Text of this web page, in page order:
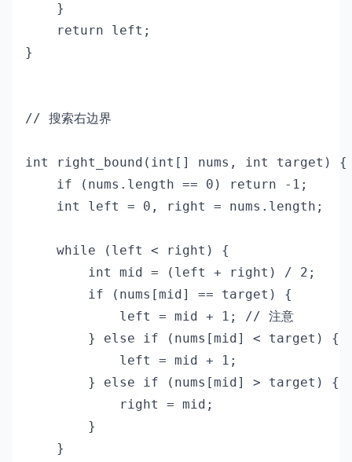
    }
    return left;
}
// 搜索右边界
int right_bound(int[] nums, int target) {
    if (nums.length == 0) return -1;
    int left = 0, right = nums.length;
    while (left < right) {
        int mid = (left + right) / 2;
        if (nums[mid] == target) {
            left = mid + 1; // 注意
        } else if (nums[mid] < target) {
            left = mid + 1;
        } else if (nums[mid] > target) {
            right = mid;
        }
    }